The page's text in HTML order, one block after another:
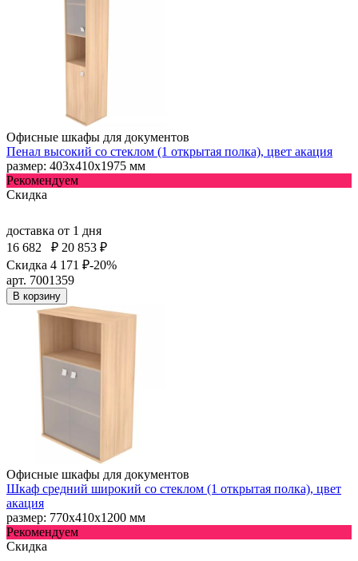
Офисные шкафы для документов
Пенал высокий со стеклом (1 открытая полка), цвет акация
размер: 403х410х1975 мм
Рекомендуем
Скидка
доставка от 1 дня
16 682
₽ 20 853 ₽
Скидка 4 171 ₽-20%
арт. 7001359
В корзину
Офисные шкафы для документов
Шкаф средний широкий со стеклом (1 открытая полка), цвет
акация
размер: 770х410х1200 мм
Рекомендуем
Скидка